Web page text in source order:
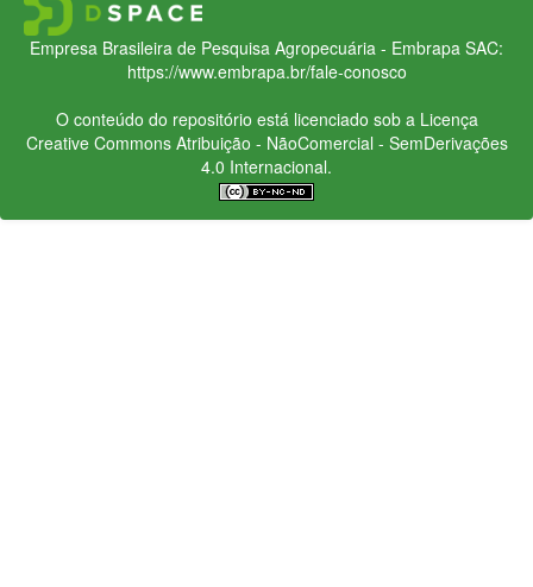
Empresa Brasileira de Pesquisa Agropecuária - Embrapa SAC:
https://www.embrapa.br/fale-conosco
O conteúdo do repositório está licenciado sob a Licença
Creative CommonsAtribuição - NãoComercial - SemDerivações
4.0 Internacional.